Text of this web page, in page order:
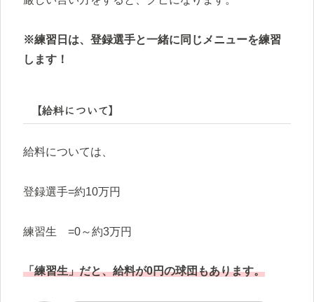
※練習日は、登録選手と一緒に同じメニューを練習
します！
【給料について】
給料については、
登録選手=約10万円
練習生 =0～約3万円
「練習生」だと、給料が0円の球団もあります。